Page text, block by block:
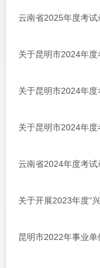
云南省2025年度考
关于昆明市2024年
关于昆明市2024年
关于昆明市2024年
云南省2024年度考
关于开展2023年度“
昆明市2022年事业